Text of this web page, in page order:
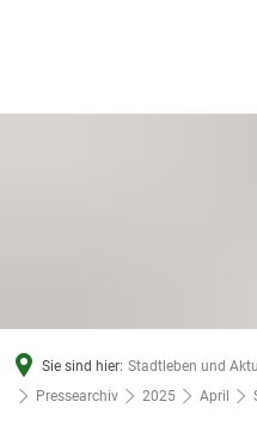
Sie sind hier: Stadtleben und
Pressearchiv
2025 April